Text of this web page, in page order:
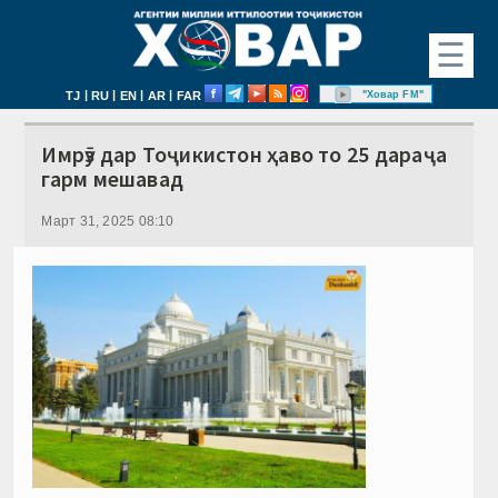
☰
TJ | RU | EN | AR | FAR "Ховар FM"
Имрӯз дар Тоҷикистон ҳаво то 25 дараҷа
гарм мешавад
Март 31, 2025 08:10